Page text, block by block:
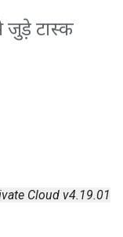
जुड़े टास्क
Cloud v4.19.01